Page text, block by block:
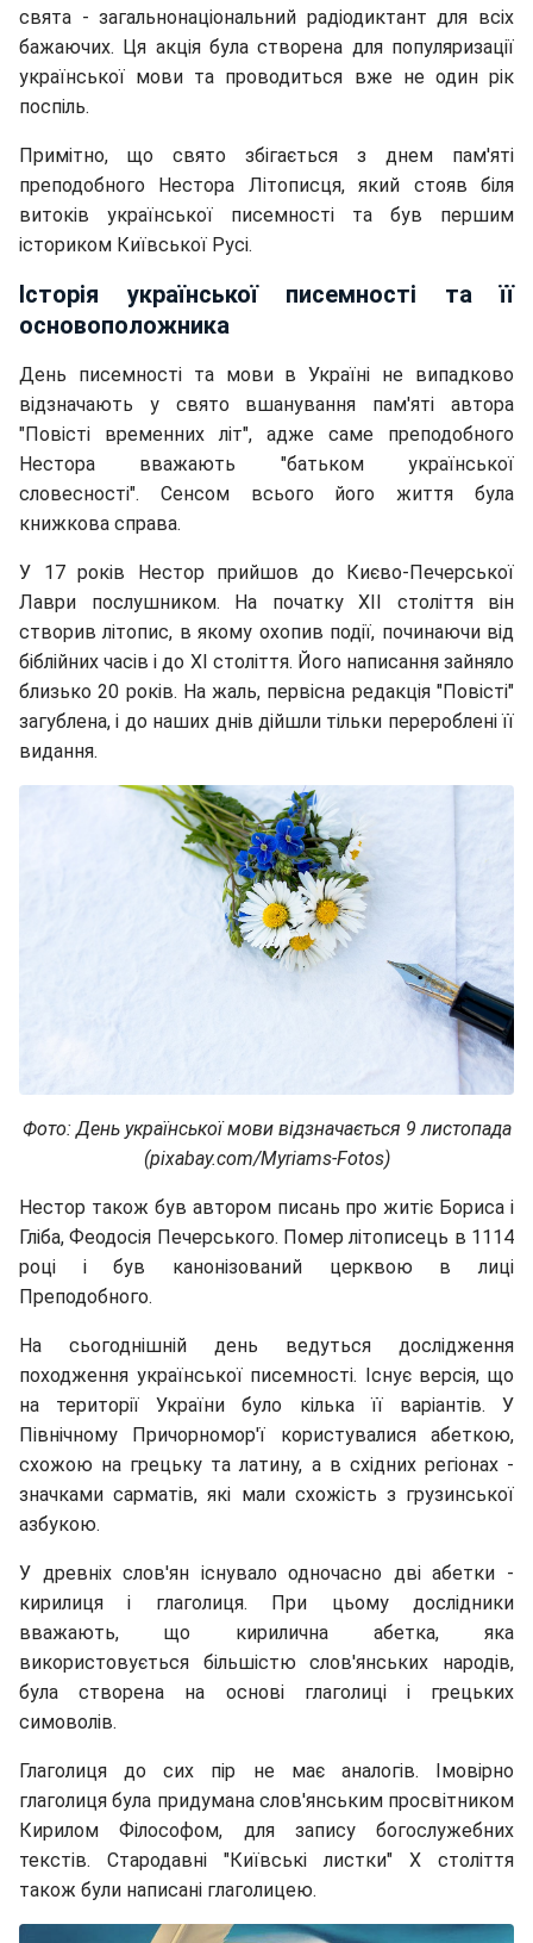
свята - загальнонаціональний радіодиктант для всіх
бажаючих. Ця акція була створена для популяризації
української мови та проводиться вже не один рік
поспіль.
Примітно, що свято збігається з днем пам'яті
преподобного Нестора Літописця, який стояв біля
витоків української писемності та був першим
істориком Київської Русі.
Історія української писемності та її
основоположника
День писемності та мови в Україні не випадково
відзначають у свято вшанування пам'яті автора
"Повісті временних літ", адже саме преподобного
Нестора вважають "батьком української
словесності". Сенсом всього його життя була
книжкова справа.
У 17 років Нестор прийшов до Києво-Печерської
Лаври послушником. На початку XII століття він
створив літопис, в якому охопив події, починаючи від
біблійних часів і до XI століття. Його написання зайняло
близько 20 років. На жаль, первісна редакція "Повісті"
загублена, і до наших днів дійшли тільки перероблені її
видання.
Фото: День української мови відзначається 9 листопада
(pixabay.com/Myriams-Fotos)
Нестор також був автором писань про житіє Бориса і
Гліба, Феодосія Печерського. Помер літописець в 1114
році і був канонізований церквою в лиці
Преподобного.
На сьогоднішній день ведуться дослідження
походження української писемності. Існує версія, що
на території України було кілька її варіантів. У
Північному Причорномор'ї користувалися абеткою,
схожою на грецьку та латину, а в східних регіонах -
значками сарматів, які мали схожість з грузинської
азбукою.
У древніх слов'ян існувало одночасно дві абетки -
кирилиця і глаголиця. При цьому дослідники
вважають, що кирилична абетка, яка
використовується більшістю слов'янських народів,
була створена на основі глаголиці і грецьких
симоволів.
Глаголиця до сих пір не має аналогів. Імовірно
глаголиця була придумана слов'янським просвітником
Кирилом Філософом, для запису богослужебних
текстів. Стародавні "Київські листки" X століття
також були написані глаголицею.